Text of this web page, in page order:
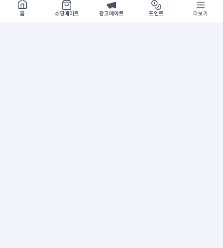
기간 2026-05-29 ~ 소진시
쇼핑몰 구경하기
방문시 1G
홈
쇼핑메이트 광고메이트 포인트 더보기